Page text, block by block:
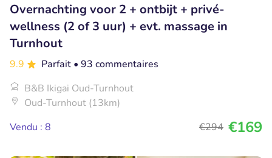
Overnachting voor 2 + ontbijt + privé-
wellness (2 of 3 uur) + evt. massage in
Turnhout
9.9 Parfait • 93 commentaires
B&B Ikigai Oud-Turnhout
Oud-Turnhout (13km)
Vendu : 8
€294 €169